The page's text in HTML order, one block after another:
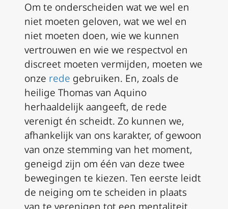
Om te onderscheiden wat we wel en
niet moeten geloven, wat we wel en
niet moeten doen, wie we kunnen
vertrouwen en wie we respectvol en
discreet moeten vermijden, moeten we
onze rede gebruiken. En, zoals de
heilige Thomas van Aquino
herhaaldelijk aangeeft, de rede
verenigt én scheidt. Zo kunnen we,
afhankelijk van ons karakter, of gewoon
van onze stemming van het moment,
geneigd zijn om één van deze twee
bewegingen te kiezen. Ten eerste leidt
de neiging om te scheiden in plaats